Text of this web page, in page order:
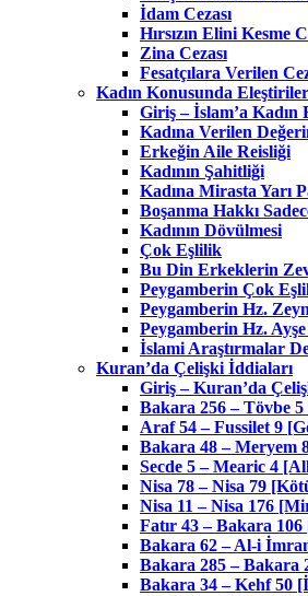
İdam Cezası
Hırsızın Elini Kesme
Zina Cezası
Fesatçılara Verilen
Kadın Konusunda Eleştiriler
Giriş – İslam’a Kadın
Kadına Verilen
Erkeğin Aile Reisliği
Kadının Şahitliği
Kadına Mirasta Yarı
Boşanma Hakkı
Kadının Dövülmesi
Çok Eşlilik
Bu Din Erkeklerin
Peygamberin Çok
Peygamberin Hz.
Peygamberin Hz.
İslami Araştırmalar
Kuran’da Çelişki İddiaları
Giriş – Kuran’da
Bakara 256 – Tövbe
Araf 54 – Fussilet 9
Bakara 48 – Meryem
Secde 5 – Mearic 4
Nisa 78 – Nisa 79
Nisa 11 – Nisa 176
Fatır 43 – Bakara
Bakara 62 – Al-i
Bakara 285 – Bakara
Bakara 34 – Kehf 50